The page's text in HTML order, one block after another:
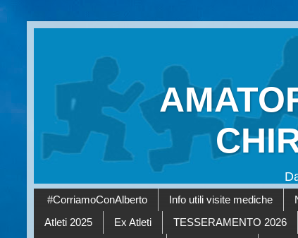
#CorriamoConAlberto Info utili visite mediche
Atleti 2025
Ex Atleti TESSERAMENTO 2026